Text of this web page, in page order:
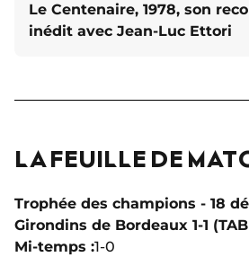
Le Centenaire, 1978, son
inédit avec Jean-Luc Ettori
LA FEUILLE DE
Trophée des champions - 18
Girondins de Bordeaux 1-1
Mi-temps :1-0